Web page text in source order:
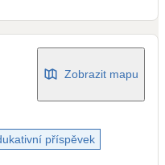
Zobrazit mapu
příspěvek